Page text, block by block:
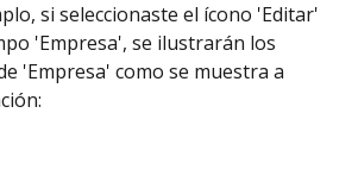
si seleccionaste el ícono 'Editar'
'Empresa', se ilustrarán los
'Empresa' como se muestra a